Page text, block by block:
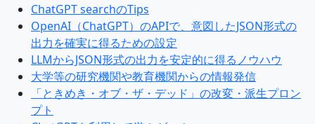
ChatGPT searchのTips
OpenAI（ChatGPT）のAPIで、意図したJSON形式の
出力を確実に得るための設定
LLMからJSON形式の出力を安定的に得るノウハウ
大学等の研究機関や教育機関からの情報発信
「ときめき・オブ・ザ・デッド」の改変・派生プロン
プト